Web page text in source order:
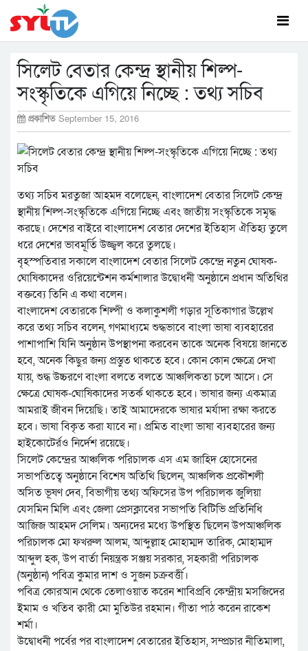
সিলেট বেতার কেন্দ্র স্থানীয় শিল্প-
সংস্কৃতিকে এগিয়ে নিচ্ছে : তথ্য সচিব
প্রকাশিত September 15, 2016
তথ্য সচিব মরতুজা আহমদ বলেছেন, বাংলাদেশ বেতার সিলেট কেন্দ্র
স্থানীয় শিল্প-সংস্কৃতিকে এগিয়ে নিচ্ছে এবং জাতীয় সংস্কৃতিকে সমৃদ্ধ
করছে। দেশের বাইরে বাংলাদেশ বেতার দেশের ইতিহাস ঐতিহ্য তুলে
ধরে দেশের ভাবমূর্তি উজ্জ্বল করে তুলছে।
বৃহস্পতিবার সকালে বাংলাদেশ বেতার সিলেট কেন্দ্রে নতুন ঘোষক-
ঘোষিকাদের ওরিয়েন্টেশন কর্মশালার উদ্বোধনী অনুষ্ঠানে প্রধান অতিথির
বক্তব্যে তিনি এ কথা বলেন।
বাংলাদেশ বেতারকে শিল্পী ও কলাকুশলী গড়ার সূতিকাগার উল্লেখ
করে তথ্য সচিব বলেন, গণমাধ্যমে শুদ্ধভাবে বাংলা ভাষা ব্যবহারের
পাশাপাশি যিনি অনুষ্ঠান উপস্থাপনা করবেন তাকে অনেক বিষয়ে জানতে
হবে, অনেক কিছুর জন্য প্রস্তুত থাকতে হবে। কোন কোন ক্ষেত্রে দেখা
যায়, শুদ্ধ উচ্চরণে বাংলা বলতে বলতে আঞ্চলিকতা চলে আসে। সে
ক্ষেত্রে ঘোষক-ঘোষিকাদের সতর্ক থাকতে হবে। ভাষার জন্য একমাত্র
আমরাই জীবন দিয়েছি। তাই আমাদেরকে ভাষার মর্যাদা রক্ষা করতে
হবে। ভাষা বিকৃত করা যাবে না। প্রমিত বাংলা ভাষা ব্যবহারের জন্য
হাইকোটের্রও নির্দেশ রয়েছে।
সিলেট কেন্দ্রের আঞ্চলিক পরিচালক এস এম জাহিদ হোসেনের
সভাপতিত্বে অনুষ্ঠানে বিশেষ অতিথি ছিলেন, আঞ্চলিক প্রকৌশলী
অসিত ভূষণ দেব, বিভাগীয় তথ্য অফিসের উপ পরিচালক জুলিয়া
যেসমিন মিলি এবং জেলা প্রেসক্লাবের সভাপতি বিটিভি প্রতিনিধি
আজিজ আহমদ সেলিম। অন্যদের মধ্যে উপস্থিত ছিলেন উপআঞ্চলিক
পরিচালক মো ফখরুল আলম, আব্দুল্লাহ মোহাম্মদ তারিক, মোহাম্মদ
আব্দুল হক, উপ বার্তা নিয়ন্ত্রক সঞ্জয় সরকার, সহকারী পরিচালক
(অনুষ্ঠান) পবিত্র কুমার দাশ ও সুজন চক্রবর্ত্তী।
পবিত্র কোরআন থেকে তেলাওয়াত করেন শাবিপ্রবি কেন্দ্রীয় মসজিদের
ইমাম ও খতিব ক্বারী মো মুতিউর রহমান। গীতা পাঠ করেন রাকেশ
শর্মা।
উদ্বোধনী পর্বের পর বাংলাদেশ বেতারের ইতিহাস, সম্প্রচার নীতিমালা,